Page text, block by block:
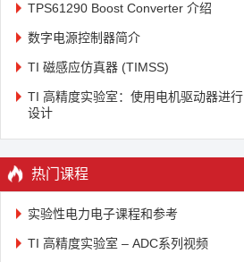
TPS61290 Boost Converter 介绍
数字电源控制器简介
TI 磁感应仿真器 (TIMSS)
TI 高精度实验室：使用电机驱动器进行
设计
热门课程
实验性电力电子课程和参考
TI 高精度实验室 – ADC系列视频